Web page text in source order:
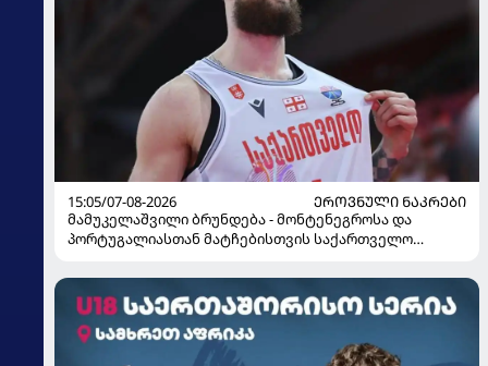
15:05/07-08-2026
ᲔᲠᲝᲕᲜᲣᲚᲘ ᲜᲐᲙᲠᲔᲑᲘ
მამუკელაშვილი ბრუნდება - მონტენეგროსა და
პორტუგალიასთან მატჩებისთვის საქართველო